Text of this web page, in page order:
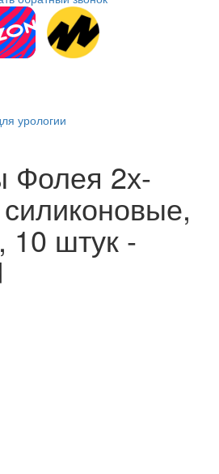
урологии
Фолея 2х-
10 штук -